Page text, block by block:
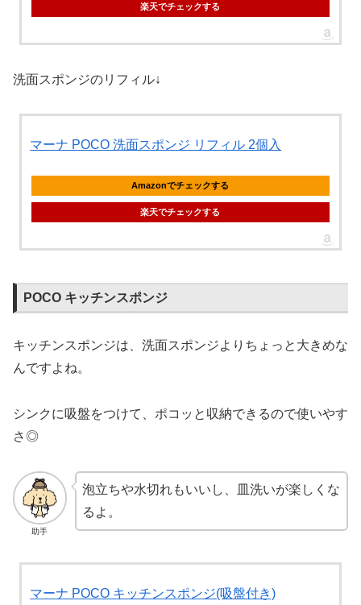
楽天でチェックする
洗面スポンジのリフィル↓
マーナ POCO 洗面スポンジ リフィル 2個入
Amazonでチェックする
楽天でチェックする
POCO キッチンスポンジ
キッチンスポンジは、洗面スポンジよりちょっと大きめな
んですよね。
シンクに吸盤をつけて、ポコッと収納できるので使いやす
さ◎
助手
泡立ちや水切れもいいし、皿洗いが楽しくな
るよ。
マーナ POCO キッチンスポンジ(吸盤付き)